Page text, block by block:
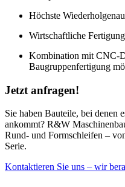
Höchste
Wirtschaftliche
Kombination mit CNC-
Baugruppenfertigung
Jetzt anfragen!
Sie haben Bauteile, bei denen
ankommt? R&W
Rund- und Formschleifen –
Serie.
Kontaktieren Sie uns – wir